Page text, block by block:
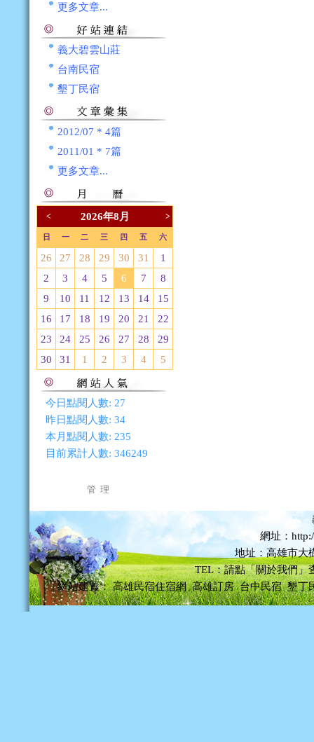
更多文章...
義大碧雲山莊
台南民宿
墾丁民宿
2012/07 * 4篇
2011/01 * 7篇
更多文章...
< 2026年8月 >
日 一 二 三 四 五 六
26 27 28 29 30 31
1
2
3 4 5 6 7
8
9
10 11 12 13 14
15
16
17 18 19 20 21
22
23
24 25 26 27 28
29
30
31 1 2 3 4 5
今日點閱人數: 27
昨日點閱人數: 34
本月點閱人數: 235
目前累計人數: 346249
管 理
網址：
地址：高雄市大
TEL：請點「關於我們」
網站建置： 高雄民宿住宿網 高雄訂房 台中民宿 墾丁